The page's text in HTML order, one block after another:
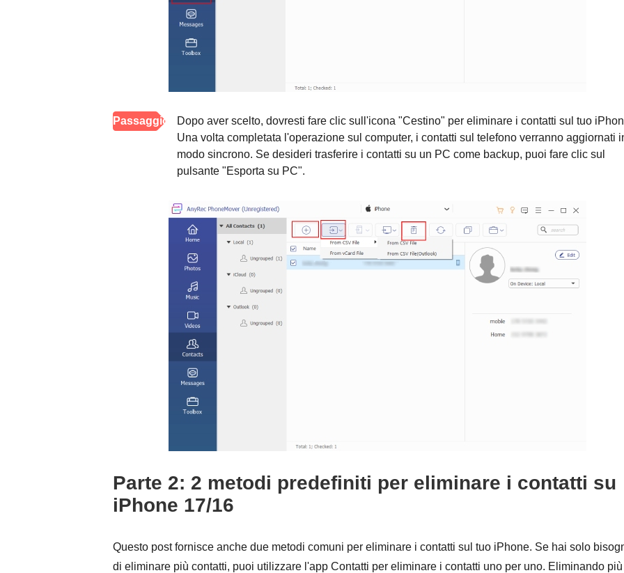
Passaggio
Dopo aver scelto, dovresti fare clic sull'icona "Cestino" per eliminare i contatti sul tuo
Una volta completata l'operazione sul computer, i contatti sul telefono verranno aggiornati
modo sincrono. Se desideri trasferire i contatti su un PC come backup, puoi fare clic sul
pulsante "Esporta su PC".
Parte 2: 2 metodi predefiniti per eliminare i contatti su
iPhone 17/16
Questo post fornisce anche due metodi comuni per eliminare i contatti sul tuo iPhone. Se hai solo
di eliminare più contatti, puoi utilizzare l'app Contatti per eliminare i contatti uno per uno. Eliminando più